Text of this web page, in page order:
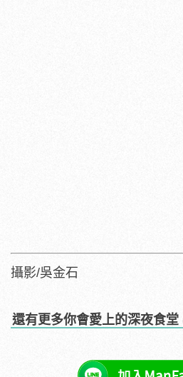
攝影/吳金石
還有更多你會愛上的深夜食堂